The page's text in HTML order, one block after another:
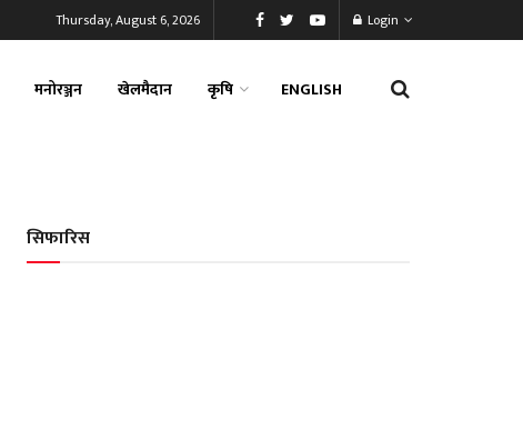
Thursday, August 6, 2026 Login
मनोरञ्जन खेलमैदान कृषि ENGLISH
सिफारिस